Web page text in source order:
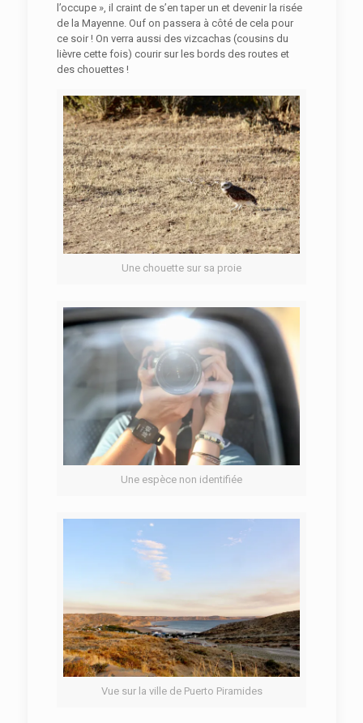
l’occupe », il craint de s’en taper un et devenir la risée
de la Mayenne. Ouf on passera à côté de cela pour
ce soir ! On verra aussi des vizcachas (cousins du
lièvre cette fois) courir sur les bords des routes et
des chouettes !
Une chouette sur sa proie
Une espèce non identifiée
Vue sur la ville de Puerto Piramides